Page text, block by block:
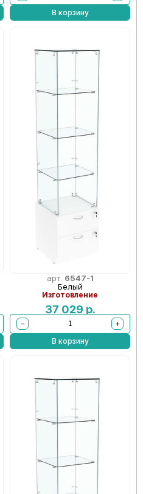
В корзину
арт. 6547-1
Белый
Изготовление
37 029 р.
−
+
В корзину